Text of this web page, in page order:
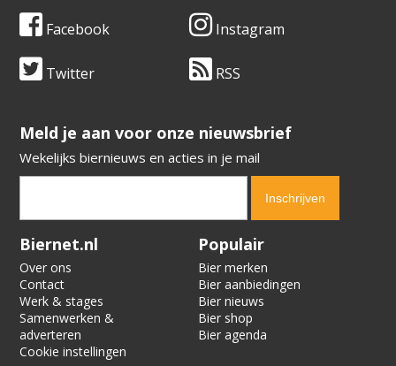
Facebook Instagram
Twitter RSS
​​​​​​​Meld je aan voor onze nieuwsbrief
Wekelijks biernieuws en acties in je mail
Verification code:
Biernet.nl
Over ons
Contact
Werk & stages
Samenwerken &
adverteren
Cookie instellingen
Populair
Bier merken
Bier aanbiedingen
Bier nieuws
Bier shop
Bier agenda